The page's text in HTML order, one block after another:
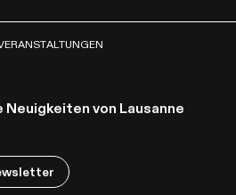
Neuigkeiten von Lausanne